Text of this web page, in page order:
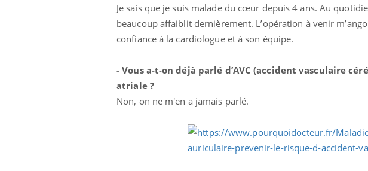
Je sais que je suis malade du cœur depuis 4 ans. Au
beaucoup affaiblit dernièrement. L’opération à venir
confiance à la cardiologue et à son équipe.
- Vous a-t-on déjà parlé d’AVC (accident vasculaire
atriale?
Non, on ne m'en a jamais parlé.